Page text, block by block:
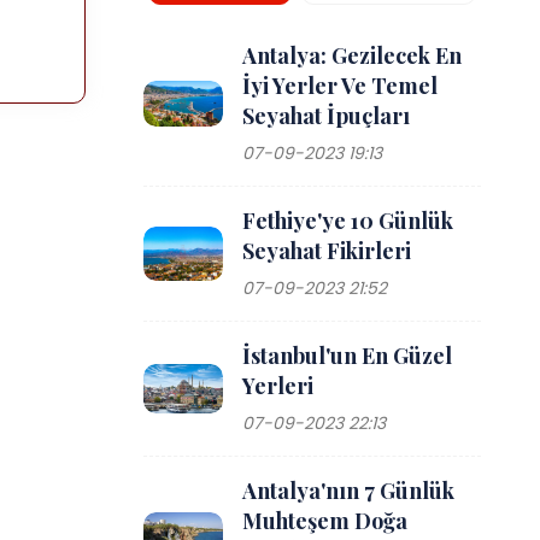
Antalya: Gezilecek En
İyi Yerler Ve Temel
Seyahat İpuçları
07-09-2023 19:13
Fethiye'ye 10 Günlük
Seyahat Fikirleri
07-09-2023 21:52
İstanbul'un En Güzel
Yerleri
07-09-2023 22:13
Antalya'nın 7 Günlük
Muhteşem Doğa